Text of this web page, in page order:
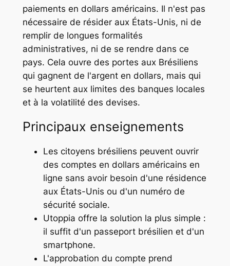
paiements en dollars américains. Il n'est pas
nécessaire de résider aux États-Unis, ni de
remplir de longues formalités
administratives, ni de se rendre dans ce
pays. Cela ouvre des portes aux Brésiliens
qui gagnent de l'argent en dollars, mais qui
se heurtent aux limites des banques locales
et à la volatilité des devises.
Principaux enseignements
Les citoyens brésiliens peuvent ouvrir
des comptes en dollars américains en
ligne sans avoir besoin d'une résidence
aux États-Unis ou d'un numéro de
sécurité sociale.
Utoppia offre la solution la plus simple :
il suffit d'un passeport brésilien et d'un
smartphone.
L'approbation du compte prend